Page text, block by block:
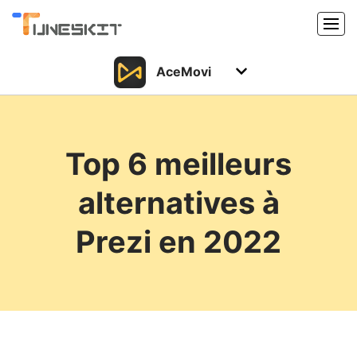
Produits
Support
Centre de téléchargement
AceMovi
Support
Ressources
Top 6 meilleurs
alternatives à
Prezi en 2022